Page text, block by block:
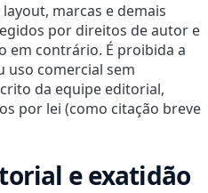
marcas e demais
por direitos de autor e
em contrário. É proibida a
uso comercial sem
da equipe editorial,
por lei (como citação breve
e exatidão